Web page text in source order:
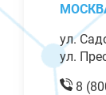
ул.
ул.
8